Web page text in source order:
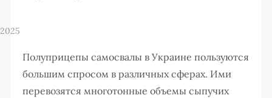
Полуприцепы самосвалы в Украине пользуются
большим спросом в различных сферах. Ими
перевозятся многотонные объемы сыпучих